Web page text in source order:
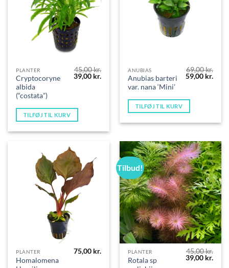
PLANTER
Cryptocoryne
albida
(“costata”)
45,00kr.
Den
oprindelige
39,00 kr.
39,00 kr..
TILFØJ TIL KURV
ANUBIAS
Anubias barteri
var. nana ‘Mini’
69,00kr.
Den
oprindelige
69,00 kr..
59,00 kr.
TILFØJ TIL KURV
PLANTER
Homalomena
75,00 kr.
Tilbud!
PLANTER
Rotala sp
45,00kr.
Den
oprindelige
39,00 kr.Den